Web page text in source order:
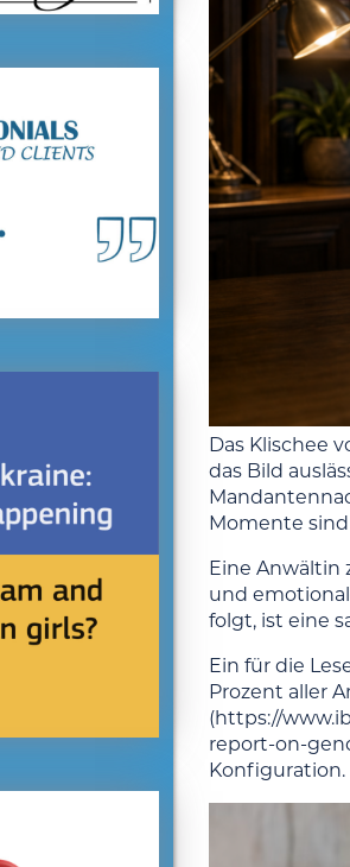
Das Klischee
das Bild
Momente
Eine Anwältin
und
folgt, ist eine
Ein für die
Prozent aller
(https://
report-on-
Konfiguration.